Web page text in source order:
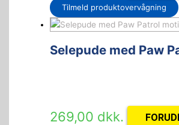
Tilmeld produktovervågning
Selepude med Paw
269,00 dkk.